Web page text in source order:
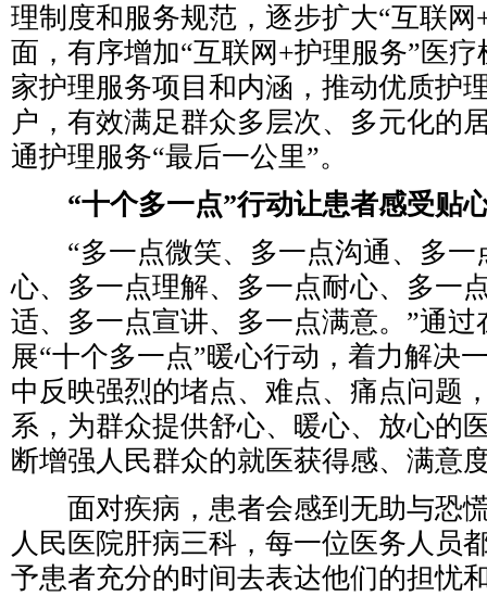
理制度和服务规范，逐步扩大“互联网
面，有序增加“互联网+护理服务”医
家护理服务项目和内涵，推动优质护
户，有效满足群众多层次、多元化的
通护理服务“最后一公里”。
“十个多一点”行动让患者感受贴
“多一点微笑、多一点沟通、多一
心、多一点理解、多一点耐心、多一
适、多一点宣讲、多一点满意。”通过
展“十个多一点”暖心行动，着力解决
中反映强烈的堵点、难点、痛点问题
系，为群众提供舒心、暖心、放心的
断增强人民群众的就医获得感、满意
面对疾病，患者会感到无助与恐
人民医院肝病三科，每一位医务人员
予患者充分的时间去表达他们的担忧